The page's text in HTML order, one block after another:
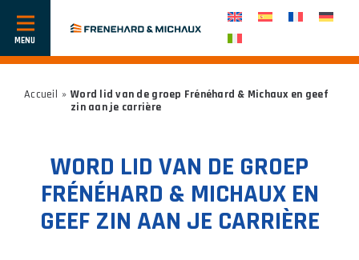
Toon
of
Accueil » Word lid van de groep Frénéhard & Michaux en geef
zin aan je carrière
WORD LID VAN DE GROEP
FRÉNÉHARD & MICHAUX EN
GEEF ZIN AAN JE CARRIÈRE